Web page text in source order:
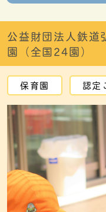
公益財団法人鉄
園（全国24園）
保育園 認定